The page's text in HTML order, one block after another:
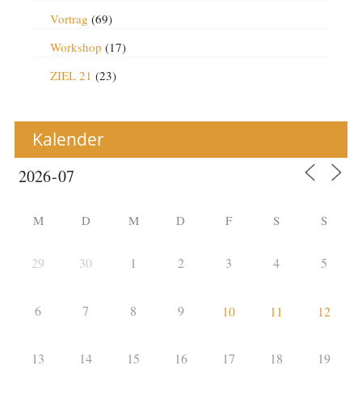
Vortrag (69)
Workshop (17)
ZIEL 21 (23)
Kalender
M D M D F S S
29 30 1 2 3 4 5
6 7 8 9 10 11 12
13 14 15 16 17 18 19